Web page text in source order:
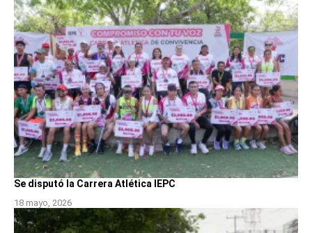
Se disputó la Carrera Atlética IEPC
18 mayo, 2026